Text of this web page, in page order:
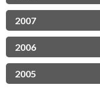
2007
2006
2005